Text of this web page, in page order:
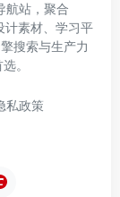
航站，聚合
计素材、学习平
搜索与生产力
。
私政策